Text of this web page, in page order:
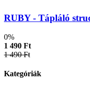
RUBY - Tápláló
0%
1 490 Ft
1 490 Ft
Kategóriák